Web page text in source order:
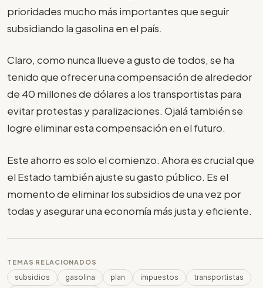
prioridades mucho más importantes que seguir
subsidiando la gasolina en el país.
Claro, como nunca llueve a gusto de todos, se ha
tenido que ofrecer una compensación de alrededor
de 40 millones de dólares a los transportistas para
evitar protestas y paralizaciones. Ojalá también se
logre eliminar esta compensación en el futuro.
Este ahorro es solo el comienzo. Ahora es crucial que
el Estado también ajuste su gasto público. Es el
momento de eliminar los subsidios de una vez por
todas y asegurar una economía más justa y eficiente.
TEMAS RELACIONADOS
subsidios gasolina plan impuestos
transportistas